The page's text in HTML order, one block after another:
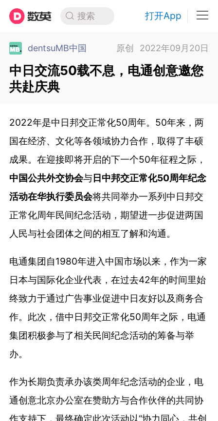
搜索 打开App
dentsuMB中国 原创 2022年09月20日
中日交流50载不息，电通创意邀您
共赴庆典
2022年是中日邦交正常化50周年。50年来，两
国在经济、文化等各领域协力合作，取得了丰硕
成果。在迎接即将开启的下一个50年征程之际，
中国公共外交协会与日中邦交正常化50周年纪念
活动在华执行委员会将共同举办一系列中日邦交
正常化周年民间纪念活动，期望进一步促进两国
人民与社会团体之间的相互了解和沟通。
电通集团自1980年进入中国市场以来，作为一家
日本与国际化企业代表，在过去42年的时间里始
终致力于通过广告事业促进中日友好以及商务合
作。此次，借中日邦交正常化50周年之际，电通
集团积极参与了相关民间纪念活动的筹备与举
办。
作为长期负责承办该类周年纪念活动的企业，电
通创意北京办公室在赞助方与合作伙伴的共同协